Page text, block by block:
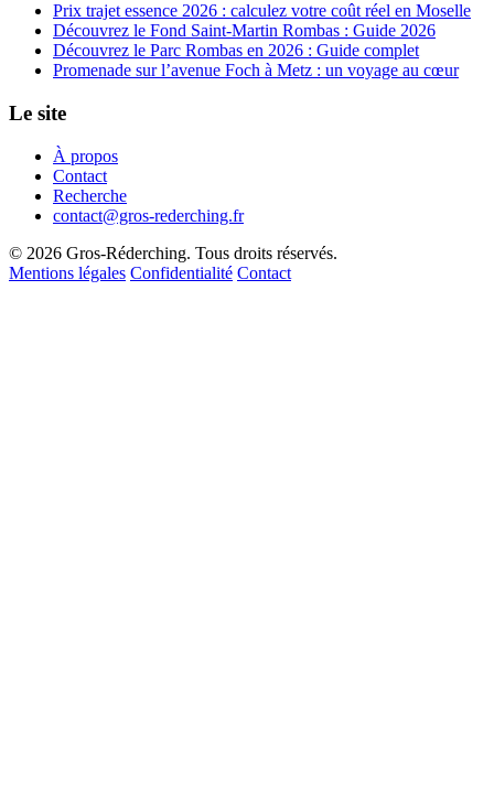
Prix trajet essence 2026 : calculez votre coût réel en Moselle
Découvrez le Fond Saint-Martin Rombas : Guide 2026
Découvrez le Parc Rombas en 2026 : Guide complet
Promenade sur l’avenue Foch à Metz : un voyage au cœur
Le site
À propos
Contact
Recherche
contact@gros-rederching.fr
© 2026 Gros-Réderching. Tous droits réservés.
Mentions légales Confidentialité Contact